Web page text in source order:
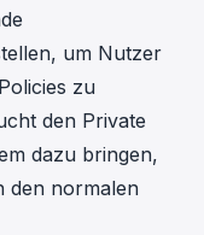
um Nutzer
zu
den Private
dazu bringen,
den normalen